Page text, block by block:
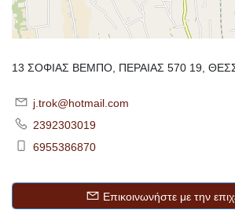
13 ΣΟΦΙΑΣ ΒΕΜΠΟ, ΠΕΡΑΙΑΣ 570 19,
j.trok@hotmail.com
2392303019
6955386870
Επικοινωνήστε με την